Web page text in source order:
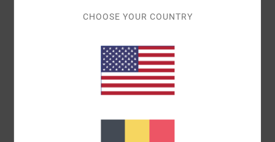
5.0
1 AVIS VÉRIFIÉSDEPUIS DÉCEMBRE 2025
100% DE NOS CLIENTS RECOMMANDENT CE PRODUIT
CHOOSE YOUR COUNTRY